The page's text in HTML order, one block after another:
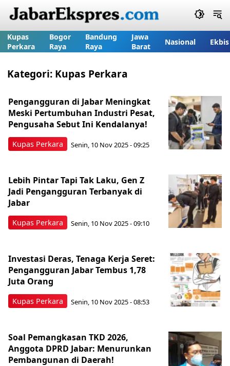
Kupas
Perkara
Bogor
Raya
Bandung
Raya
Jawa
Barat
Nasional Ekbis
Kategori: Kupas Perkara
Kupas Perkara
Pengangguran di Jabar Meningkat
Meski Pertumbuhan Industri Pesat,
Pengusaha Sebut Ini Kendalanya!
Senin, 10 Nov 2025 - 09:25
Kupas Perkara
Lebih Pintar Tapi Tak Laku, Gen Z
Jadi Pengangguran Terbanyak di
Jabar
Senin, 10 Nov 2025 - 09:10
Kupas Perkara
Investasi Deras, Tenaga Kerja Seret:
Pengangguran Jabar Tembus 1,78
Juta Orang
Senin, 10 Nov 2025 - 08:53
Soal Pemangkasan TKD 2026,
Anggota DPRD Jabar: Menurunkan
Pembangunan di Daerah!